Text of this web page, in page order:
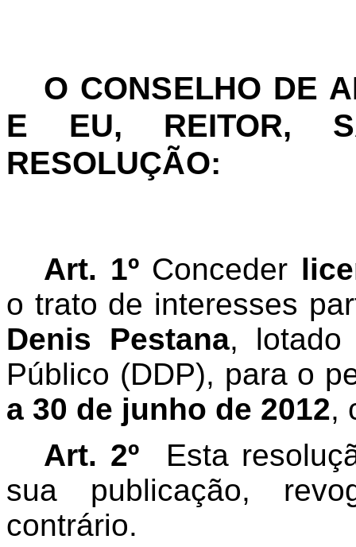
O CONSELHO DE
E EU, REITOR,
RESOLUÇÃO:
Art. 1º Conceder
o trato de interesses
Denis Pestana, lotado
Público (DDP), para o
a 30 de junho de 2012,
Art. 2º Esta
sua publicação,
contrário.